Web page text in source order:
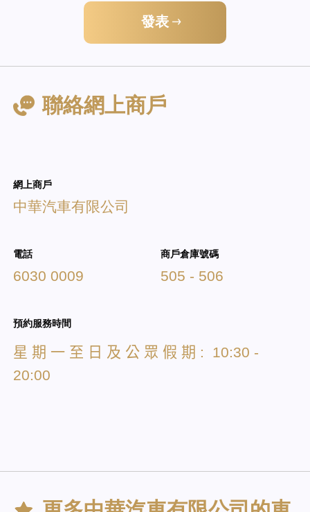
發表
聯絡網上商戶
網上商戶
中華汽車有限公司
電話
6030 0009
商戶倉庫號碼
505 - 506
預約服務時間
星 期 一 至 日 及 公 眾 假 期 : 10:30 -
20:00